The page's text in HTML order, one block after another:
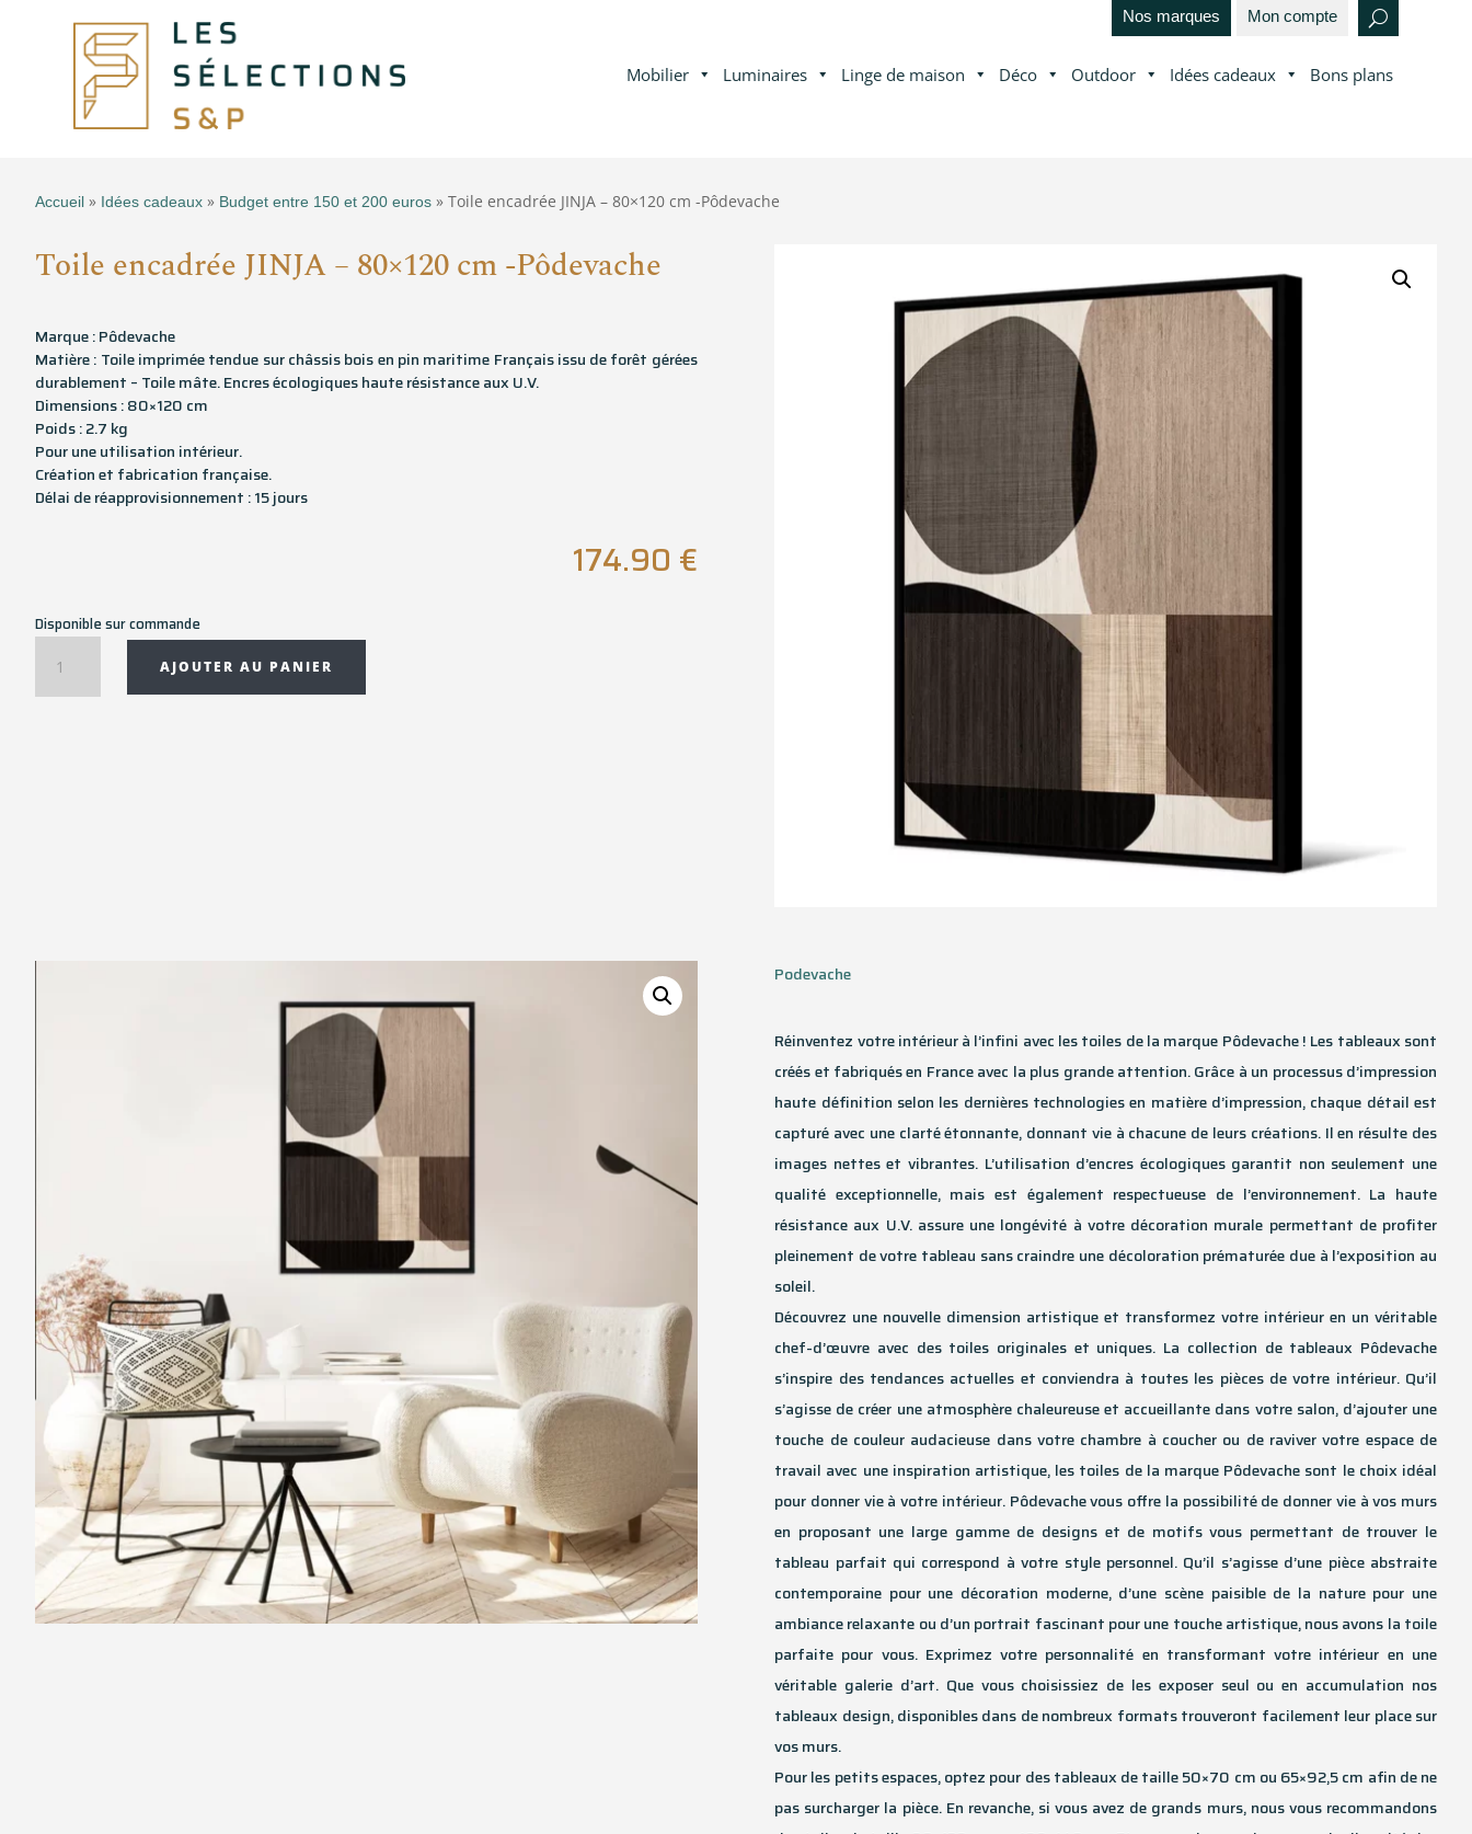
Nos marques Mon compte
Mobilier Luminaires Linge de maison Déco Outdoor Idées cadeaux Bons plans
Accueil » Idées cadeaux » Budget entre 150 et 200 euros » Toile encadrée JINJA – 80×120 cm -Pôdevache
Toile encadrée JINJA – 80×120 cm -Pôdevache
Marque : Pôdevache
Matière : Toile imprimée tendue sur châssis bois en pin maritime Français issu de forêt gérées
durablement – Toile mâte. Encres écologiques haute résistance aux U.V.
Dimensions : 80×120 cm
Poids : 2.7 kg
Pour une utilisation intérieur.
Création et fabrication française.
Délai de réapprovisionnement : 15 jours
174.90 €
Disponible sur commande
Toile
AJOUTER AU PANIER
Podevache
Réinventez votre intérieur à l’infini avec les toiles de la marque Pôdevache ! Les tableaux sont
créés et fabriqués en France avec la plus grande attention. Grâce à un processus d’impression
haute définition selon les dernières technologies en matière d’impression, chaque détail est
capturé avec une clarté étonnante, donnant vie à chacune de leurs créations. Il en résulte des
images nettes et vibrantes. L’utilisation d’encres écologiques garantit non seulement une
qualité exceptionnelle, mais est également respectueuse de l’environnement. La haute
résistance aux U.V. assure une longévité à votre décoration murale permettant de profiter
pleinement de votre tableau sans craindre une décoloration prématurée due à l’exposition au
soleil.
Découvrez une nouvelle dimension artistique et transformez votre intérieur en un véritable
chef-d’œuvre avec des toiles originales et uniques. La collection de tableaux Pôdevache
s’inspire des tendances actuelles et conviendra à toutes les pièces de votre intérieur. Qu’il
s’agisse de créer une atmosphère chaleureuse et accueillante dans votre salon, d’ajouter une
touche de couleur audacieuse dans votre chambre à coucher ou de raviver votre espace de
travail avec une inspiration artistique, les toiles de la marque Pôdevache sont le choix idéal
pour donner vie à votre intérieur. Pôdevache vous offre la possibilité de donner vie à vos murs
en proposant une large gamme de designs et de motifs vous permettant de trouver le
tableau parfait qui correspond à votre style personnel. Qu’il s’agisse d’une pièce abstraite
contemporaine pour une décoration moderne, d’une scène paisible de la nature pour une
ambiance relaxante ou d’un portrait fascinant pour une touche artistique, nous avons la toile
parfaite pour vous. Exprimez votre personnalité en transformant votre intérieur en une
véritable galerie d’art. Que vous choisissiez de les exposer seul ou en accumulation nos
tableaux design, disponibles dans de nombreux formats trouveront facilement leur place sur
vos murs.
Pour les petits espaces, optez pour des tableaux de taille 50×70 cm ou 65×92,5 cm afin de ne
pas surcharger la pièce. En revanche, si vous avez de grands murs, nous vous recommandons